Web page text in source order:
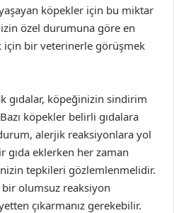
köpekler için bu miktar
özel durumuna göre en
bir veterinerle görüşmek
gıdalar, köpeğinizin sindirim
köpekler belirli gıdalara
alerjik reaksiyonlara yol
gıda eklerken her zaman
tepkileri gözlemlenmelidir.
olumsuz reaksiyon
çıkarmanız gerekebilir.